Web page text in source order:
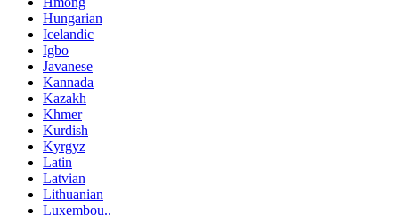
Hungarian
Icelandic
Igbo
Javanese
Kannada
Kazakh
Khmer
Kurdish
Kyrgyz
Latin
Latvian
Lithuanian
Luxembou..